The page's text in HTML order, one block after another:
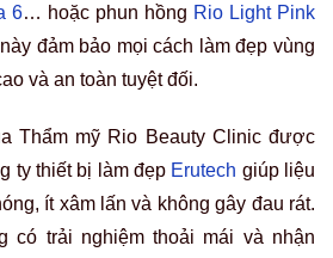
6… hoặc phun hồng Rio Light Pink
đảm bảo mọi cách làm đẹp vùng
và an toàn tuyệt đối.
Thẩm mỹ Rio Beauty Clinic được
ty thiết bị làm đẹp Erutech giúp liệu
ít xâm lấn và không gây đau rát.
có trải nghiệm thoải mái và nhận